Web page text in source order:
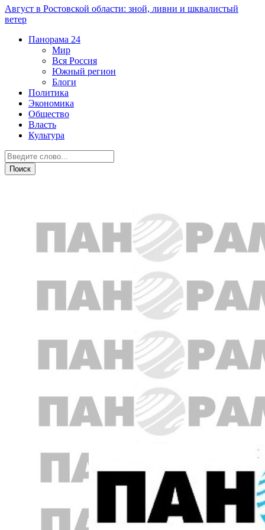
Август в Ростовской области: зной, ливни и шквалистый
ветер
Панорама 24
Мир
Вся Россия
Южный регион
Блоги
Политика
Экономика
Общество
Власть
Культура